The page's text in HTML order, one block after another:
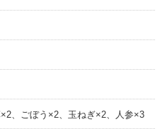
、ごぼう×2、玉ねぎ×2、人参×3